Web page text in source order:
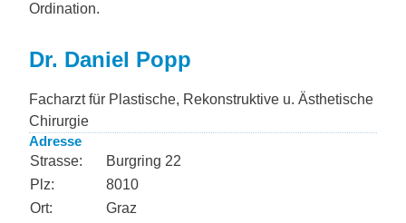
Ordination.
Dr. Daniel Popp
Facharzt für Plastische, Rekonstruktive u. Ästhetische
Chirurgie
Adresse
Strasse:
Burgring 22
Plz:
8010
Ort:
Graz